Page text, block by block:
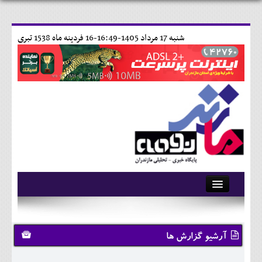
16 فردينه ماه 1538 تبری شنبه 17 مرداد 1405-16:49-
آرشیو
تماس با ما
وبلاگ
آرشیو گزارش ها